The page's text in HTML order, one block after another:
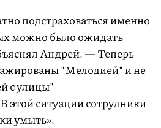
подстраховаться именно
можно было ожидать
Андрей. — Теперь
"Мелодией" и не
с улицы"
этой ситуации сотрудники
умыть».